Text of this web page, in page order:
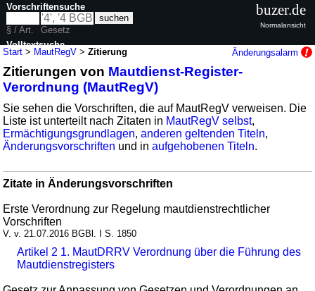
Start > MautRegV >Zitierung Änderungsalarm
Zitierungen von Mautdienst-Register-
Verordnung (MautRegV)
Sie sehen die Vorschriften, die auf MautRegV verweisen. Die
Liste ist unterteilt nach Zitaten in MautRegV selbst,
Ermächtigungsgrundlagen,anderen geltenden Titeln,
Änderungsvorschriften und inaufgehobenen Titeln.
Zitate in Änderungsvorschriften
Erste Verordnung zur Regelung mautdienstrechtlicher
Vorschriften
V. v. 21.07.2016 BGBl. I S. 1850
Artikel 2 1. MautDRRV Verordnung über die Führung des
Mautdienstregisters
Vorschriftensuche
§ / Art.
Gesetz
Volltextsuche
nur in MautRegV
buzer.de
Normalansicht